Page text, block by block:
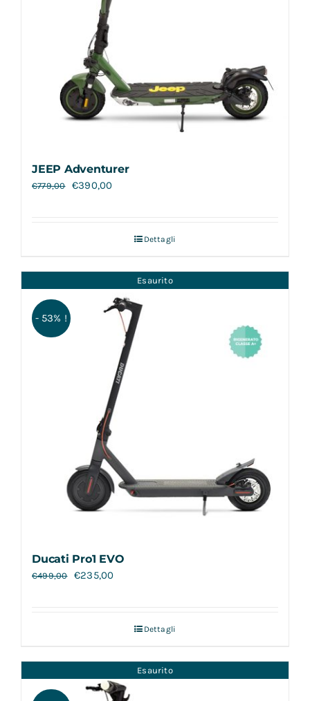
JEEP Adventurer
€779,00 €390,00
Dettagli
Esaurito
- 53% !
Ducati Pro1 EVO
€499,00 €235,00
Dettagli
Esaurito